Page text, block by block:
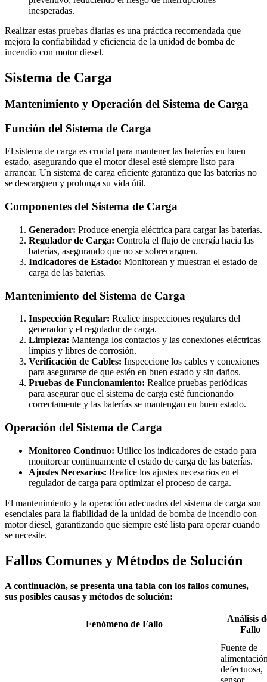
inesperadas.
Realizar estas pruebas diarias es una práctica recomendada que
mejora la confiabilidad y eficiencia de la unidad de bomba de
incendio con motor diesel.
Sistema de Carga
Mantenimiento y Operación del Sistema de Carga
Función del Sistema de Carga
El sistema de carga es crucial para mantener las baterías en buen
estado, asegurando que el motor diesel esté siempre listo para
arrancar. Un sistema de carga eficiente garantiza que las baterías no
se descarguen y prolonga su vida útil.
Componentes del Sistema de Carga
Generador: Produce energía eléctrica para cargar las baterías.
Regulador de Carga: Controla el flujo de energía hacia las
baterías, asegurando que no se sobrecarguen.
Indicadores de Estado: Monitorean y muestran el estado de
carga de las baterías.
Mantenimiento del Sistema de Carga
Inspección Regular: Realice inspecciones regulares del
generador y el regulador de carga.
Limpieza: Mantenga los contactos y las conexiones eléctricas
limpias y libres de corrosión.
Verificación de Cables: Inspeccione los cables y conexiones
para asegurarse de que estén en buen estado y sin daños.
Pruebas de Funcionamiento: Realice pruebas periódicas
para asegurar que el sistema de carga esté funcionando
correctamente y las baterías se mantengan en buen estado.
Operación del Sistema de Carga
Monitoreo Continuo: Utilice los indicadores de estado para
monitorear continuamente el estado de carga de las baterías.
Ajustes Necesarios: Realice los ajustes necesarios en el
regulador de carga para optimizar el proceso de carga.
El mantenimiento y la operación adecuados del sistema de carga son
esenciales para la fiabilidad de la unidad de bomba de incendio con
motor diesel, garantizando que siempre esté lista para operar cuando
se necesite.
Fallos Comunes y Métodos de Solución
A continuación, se presenta una tabla con los fallos comunes,
sus posibles causas y métodos de solución:
Fenómeno de Fallo
Análisis
Fallo
Fuente de
defectuosa,
sensor